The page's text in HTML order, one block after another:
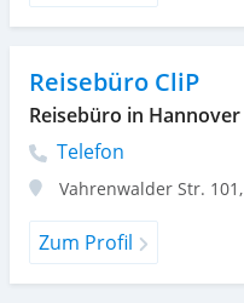
Reisebüro CliP
Reisebüro in Hannover
Telefon
Vahrenwalder Str. 101 ,
Zum Profil